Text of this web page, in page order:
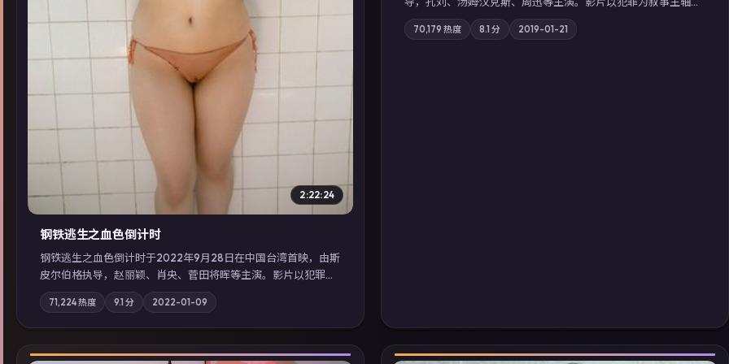
2:22:24
钢铁逃生之血色倒计时
钢铁逃生之血色倒计时于2022年9月28日在中国台湾首映，由斯
皮尔伯格执导，赵丽颖、肖央、菅田将晖等主演。影片以犯罪为
叙事主轴，失踪人口档案牵出跨国灰色产业链；摄影与配乐强化
地域气质；站内亦可通过「国产免费观看高清电视剧在线看」延
展检索同类型高分佳作，畅享高清在线追剧体验。
71,224热度 9.1 分 2022-01-09
边境小镇的平静被一封匿名信彻底打破；摄影与配乐强化地域气
质；站内亦可通过「国产免费观看高清电视剧在线看」延展检索
70,179 热度 8.1 分 2019-01-21